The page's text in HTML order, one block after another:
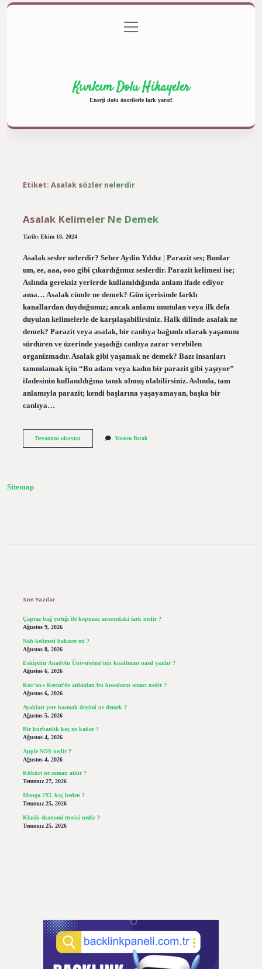
Gizlilik Politikası
menüyü
aç
Kıvılcım Dolu Hikayeler
Enerji dolu önerilerle fark yarat!
Etiket: Asalak sözler nelerdir
Asalak Kelimeler Ne Demek
Tarih: Ekim 18, 2024
Asalak sesler nelerdir? Seher Aydin Yıldız | Parazit ses; Bunlar
um, ee, aaa, ooo gibi çıkardığımız seslerdir. Parazit kelimesi ise;
Aslında gereksiz yerlerde kullanıldığında anlam ifade ediyor
ama… Asalak cümle ne demek? Gün içerisinde farklı
kanallardan duyduğunuz; ancak anlamı unutulan veya ilk defa
duyulan kelimelerle de karşılaşabilirsiniz. Halk dilinde asalak ne
demek? Parazit veya asalak, bir canlıya bağımlı olarak yaşamını
sürdüren ve üzerinde yaşadığı canlıya zarar verebilen
organizmadır. Asalak gibi yaşamak ne demek? Bazı insanları
tanımlamak için “Bu adam veya kadın bir parazit gibi yaşıyor”
ifadesinin kullanıldığına tanık olmuş olabilirsiniz. Aslında, tam
anlamıyla parazit; kendi başlarına yaşayamayan, başka bir
canlıya…
Devamını okuyunAsalak
Yorum Bırak
Sitemap
Son Yazılar
Çapraz bağ yırtığı ile kopması arasındaki fark nedir ?
Ağustos 9, 2026
Nah kelimesi hakaret mi ?
Ağustos 8, 2026
Eskişehir Anadolu Üniversitesi’nin kısaltması nasıl yazılır ?
Ağustos 6, 2026
Kur’an-ı Kerim’de anlatılan bu kıssaların amacı nedir ?
Ağustos 6, 2026
Ayakları yere basmak deyimi ne demek ?
Ağustos 5, 2026
Bir kurbanlık koç ne kadar ?
Ağustos 4, 2026
Apple SOS nedir ?
Ağustos 4, 2026
Kükürt ne zaman atılır ?
Temmuz 27, 2026
Mango 2XL kaç beden ?
Temmuz 25, 2026
Klasik ekonomi teorisi nedir ?
Temmuz 25, 2026